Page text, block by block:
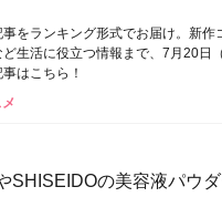
をランキング形式でお届け。新作
生活に役立つ情報まで、7月20日
はこちら！
SHISEIDOの美容液パウ